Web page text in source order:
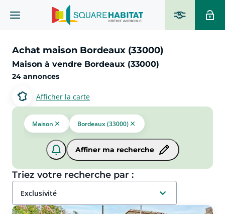
Achat maison Bordeaux (33000)
Maison à vendre Bordeaux (33000)
24 annonces
Afficher la carte
Maison Bordeaux (33000)
Affiner ma recherche
Triez votre recherche par :
exclusivité